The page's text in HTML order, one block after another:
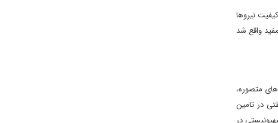
نیروها
واقع شد
متصوره،
در تامین
در